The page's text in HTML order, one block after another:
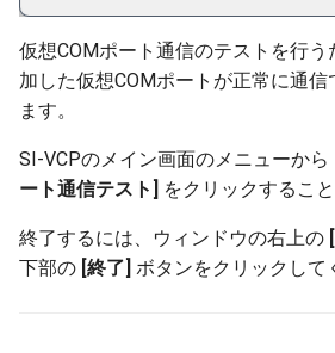
仮想COMポート通信のテストを行う
加した仮想COMポートが正常に通信
ます。
SI-VCPのメイン画面のメニューから
ート通信テスト] をクリックするこ
終了するには、ウィンドウの右上の
下部の [終了] ボタンをクリックして